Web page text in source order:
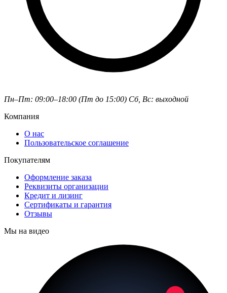
Пн–Пт: 09:00–18:00 (Пт до 15:00) Сб, Вс: выходной
Компания
О нас
Пользовательское соглашение
Покупателям
Оформление заказа
Реквизиты организации
Кредит и лизинг
Сертификаты и гарантия
Отзывы
Мы на видео